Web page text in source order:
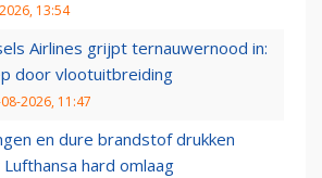
13:54
Airlines grijpt ternauwernood in:
door vlootuitbreiding
2026, 11:47
en dure brandstof drukken
hard omlaag